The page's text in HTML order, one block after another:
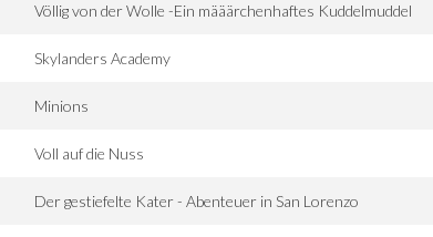
Völlig von der Wolle -Ein määärchenhaftes Kuddelmuddel
Skylanders Academy
Minions
Voll auf die Nuss
Der gestiefelte Kater - Abenteuer in San Lorenzo